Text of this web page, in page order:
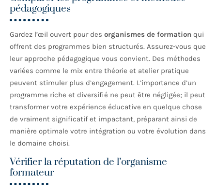
pédagogiques
Gardez l’œil ouvert pour des organismes de formation qui
offrent des programmes bien structurés. Assurez-vous que
leur approche pédagogique vous convient. Des méthodes
variées comme le mix entre théorie et atelier pratique
peuvent stimuler plus d’engagement. L’importance d’un
programme riche et diversifié ne peut être négligée; il peut
transformer votre expérience éducative en quelque chose
de vraiment significatif et impactant, préparant ainsi de
manière optimale votre intégration ou votre évolution dans
le domaine choisi.
Vérifier la réputation de l’organisme
formateur